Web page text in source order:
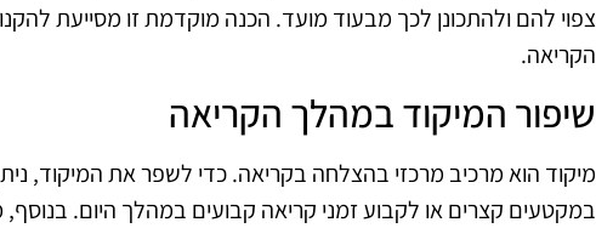
צפוי להם ולהתכונן לכך מבעוד מועד. הכנה מוקדמת זו מסייעת
הקריאה.
שיפור המיקוד במהלך הקריאה
מיקוד הוא מרכיב מרכזי בהצלחה בקריאה. כדי לשפר את המיקוד,
במקטעים קצרים או לקבוע זמני קריאה קבועים במהלך היום.